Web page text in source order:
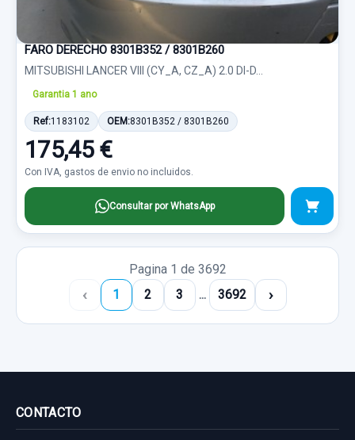
FARO DERECHO 8301B352 / 8301B260
MITSUBISHI LANCER VIII (CY_A, CZ_A) 2.0 DI-D...
Garantia 1 ano
Ref:1183102 OEM:8301B352 / 8301B260
175,45 €
Con IVA, gastos de envio no incluidos.
Consultar por WhatsApp
Pagina 1 de 3692
‹ 1 2 3 ... 3692 ›
CONTACTO